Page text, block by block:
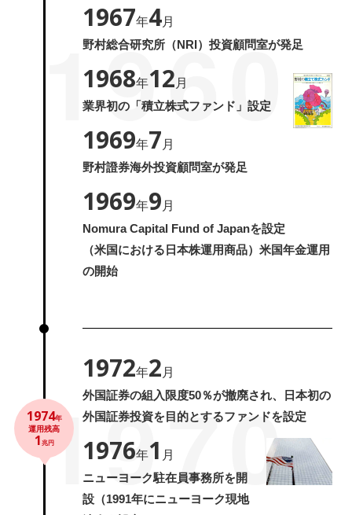
1960
1967年4月
野村総合研究所（NRI）投資顧問室が発足
1968年12 月
業界初の「積立株式ファンド」設定
1969年7 月
野村證券海外投資顧問室が発足
1969年9 月
Nomura Capital Fund of Japanを設定
（米国における日本株運用商品）米国年金運用
の開始
1970
1974年
運用残高
1 兆円
1972年2 月
外国証券の組入限度50％が撤廃され、日本初の
外国証券投資を目的とするファンドを設定
1976年1 月
ニューヨーク駐在員事務所を開
設（1991年にニューヨーク現地